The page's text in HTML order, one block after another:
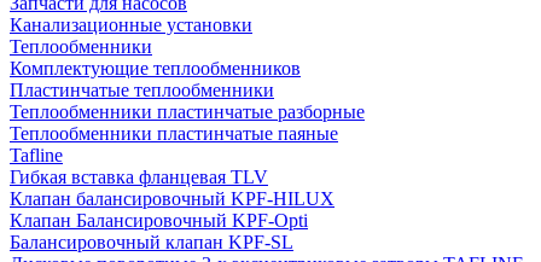
Канализационные установки
Теплообменники
Комплектующие теплообменников
Пластинчатые теплообменники
Теплообменники пластинчатые разборные
Теплообменники пластинчатые паяные
Tafline
Гибкая вставка фланцевая TLV
Клапан балансировочный KPF-HILUX
Клапан Балансировочный KPF-Opti
Балансировочный клапан KPF-SL